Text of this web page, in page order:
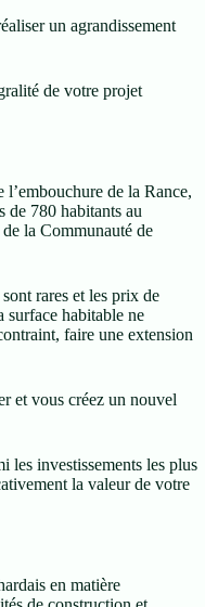
un agrandissement
de votre projet
de la Rance,
de 780 habitants au
la Communauté de
rares et les prix de
surface habitable ne
faire une extension
et vous créez un nouvel
les investissements les plus
la valeur de votre
en matière